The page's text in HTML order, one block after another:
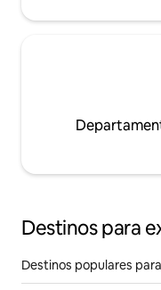
Destinos para
Destinos populares